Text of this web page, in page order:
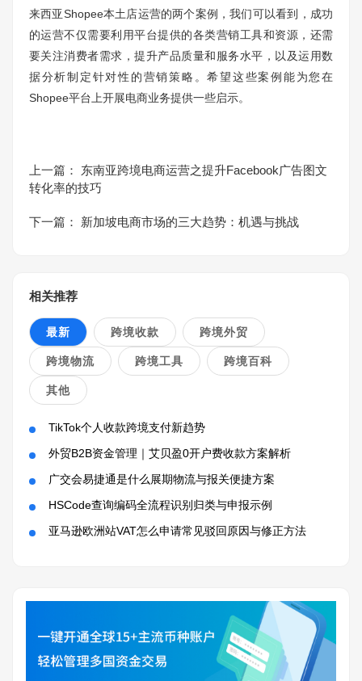
来西亚Shopee本土店运营的两个案例，我们可以看到，成功
的运营不仅需要利用平台提供的各类营销工具和资源，还需
要关注消费者需求，提升产品质量和服务水平，以及运用数
据分析制定针对性的营销策略。希望这些案例能为您在
Shopee平台上开展电商业务提供一些启示。
上一篇：
东南亚跨境电商运营之提升Facebook广告图文
转化率的技巧
下一篇： 新加坡电商市场的三大趋势：机遇与挑战
相关推荐
最新 跨境收款 跨境外贸
跨境物流 跨境工具 跨境百科
其他
TikTok个人收款跨境支付新趋势
外贸B2B资金管理｜艾贝盈0开户费收款方案解析
广交会易捷通是什么展期物流与报关便捷方案
HSCode查询编码全流程识别归类与申报示例
亚马逊欧洲站VAT怎么申请常见驳回原因与修正方法